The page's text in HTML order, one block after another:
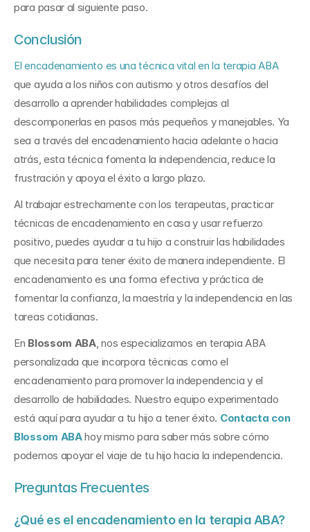
para pasar al siguiente paso.
Conclusión
El encadenamiento es una técnica vital en la terapia ABA
que ayuda a los niños con autismo y otros desafíos del
desarrollo a aprender habilidades complejas al
descomponerlas en pasos más pequeños y manejables. Ya
sea a través del encadenamiento hacia adelante o hacia
atrás, esta técnica fomenta la independencia, reduce la
frustración y apoya el éxito a largo plazo.
Al trabajar estrechamente con los terapeutas, practicar
técnicas de encadenamiento en casa y usar refuerzo
positivo, puedes ayudar a tu hijo a construir las habilidades
que necesita para tener éxito de manera independiente. El
encadenamiento es una forma efectiva y práctica de
fomentar la confianza, la maestría y la independencia en las
tareas cotidianas.
En Blossom ABA, nos especializamos en terapia ABA
personalizada que incorpora técnicas como el
encadenamiento para promover la independencia y el
desarrollo de habilidades. Nuestro equipo experimentado
está aquí para ayudar a tu hijo a tener éxito. Contacta con
Blossom ABAhoy mismo para saber más sobre cómo
podemos apoyar el viaje de tu hijo hacia la independencia.
Preguntas Frecuentes
¿Qué es el encadenamiento en la terapia ABA?